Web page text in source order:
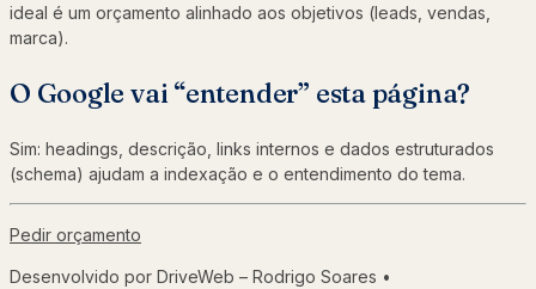
ideal é um orçamento alinhado aos objetivos (leads, vendas,
marca).
O Google vai “entender” esta página?
Sim: headings, descrição, links internos e dados estruturados
(schema) ajudam a indexação e o entendimento do tema.
Pedir orçamento
Desenvolvido por DriveWeb – Rodrigo Soares •